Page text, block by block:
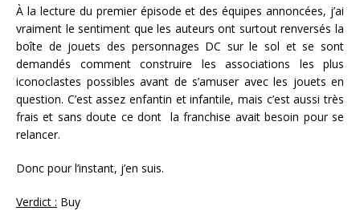
À la lecture du premier épisode et des équipes annoncées, j’ai
vraiment le sentiment que les auteurs ont surtout renversés la
boîte de jouets des personnages DC sur le sol et se sont
demandés comment construire les associations les plus
iconoclastes possibles avant de s’amuser avec les jouets en
question. C’est assez enfantin et infantile, mais c’est aussi très
frais et sans doute ce dont la franchise avait besoin pour se
relancer.
Donc pour l’instant, j’en suis.
Verdict : Buy